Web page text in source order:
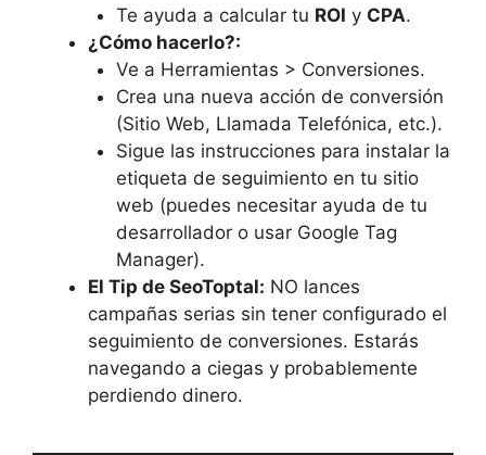
Te ayuda a calcular tu ROI y CPA.
¿Cómo hacerlo?:
Ve a Herramientas > Conversiones.
Crea una nueva acción de conversión
(Sitio Web, Llamada Telefónica, etc.).
Sigue las instrucciones para instalar la
etiqueta de seguimiento en tu sitio
web (puedes necesitar ayuda de tu
desarrollador o usar Google Tag
Manager).
El Tip de SeoToptal: NO lances
campañas serias sin tener configurado el
seguimiento de conversiones. Estarás
navegando a ciegas y probablemente
perdiendo dinero.